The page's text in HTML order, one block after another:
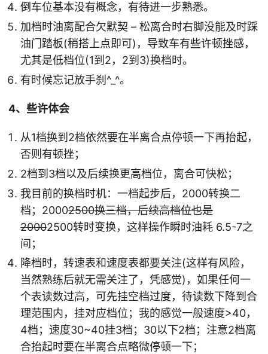
倒车位基本没有概念，有待进一步熟悉。
加档时油离配合欠默契 – 松离合时右脚没能及时踩
油门踏板(稍搭上点即可)，导致车有些许顿挫感，
尤其是低档位(1到2，2到3)换档时。
有时候忘记放手刹^_^。
4、些许体会
从1档换到2档依然要在半离合点停顿一下再抬起，
否则有顿挫；
2档到3档以及后续换更高档位，离合可快松；
我目前的换档时机：一档起步后，2000转换二
档；20002500换三档，后续高档位也是
20002500转时变换，这样操作瞬时油耗 6.5-7之
间；
降档时，转速表和速度表都要关注(这样有风险，
当然熟练后就无需关注了，凭感觉)，如果任何一
个表读数过高，可先挂空档过度，待读数下降到合
理范围内，挂对应档位；我的感觉一般速度>40，
4档；速度30~40挂3档；30以下2档；注意2档离
合抬起时要在半离合点略微停顿一下；